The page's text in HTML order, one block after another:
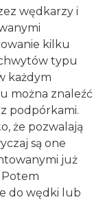
wędkarzy i
kilku
typu
każdym
można znaleźć
podpórkami.
że pozwalają
są one
już
Potem
do wędki lub